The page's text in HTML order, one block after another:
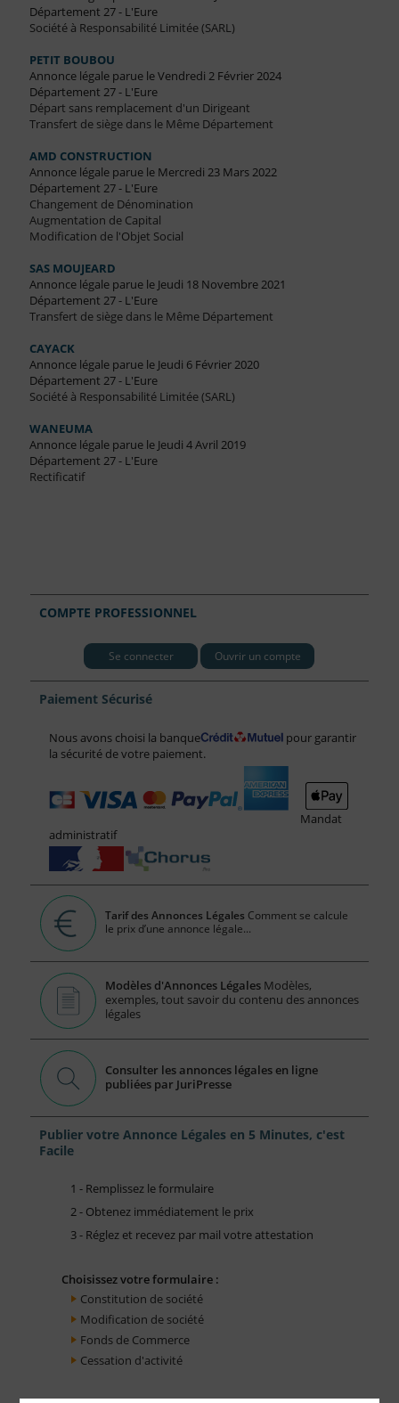
Département 27 - L'Eure
Société à Responsabilité Limitée (SARL)
PETIT BOUBOU
Annonce légale parue le Vendredi 2 Février 2024
Département 27 - L'Eure
Départ sans remplacement d'un Dirigeant
Transfert de siège dans le Même Département
AMD CONSTRUCTION
Annonce légale parue le Mercredi 23 Mars 2022
Département 27 - L'Eure
Changement de Dénomination
Augmentation de Capital
Modification de l'Objet Social
SAS MOUJEARD
Annonce légale parue le Jeudi 18 Novembre 2021
Département 27 - L'Eure
Transfert de siège dans le Même Département
CAYACK
Annonce légale parue le Jeudi 6 Février 2020
Département 27 - L'Eure
Société à Responsabilité Limitée (SARL)
WANEUMA
Annonce légale parue le Jeudi 4 Avril 2019
Département 27 - L'Eure
Rectificatif
COMPTE PROFESSIONNEL
Se connecter Ouvrir un compte
Paiement Sécurisé
Nous avons choisi la banque
pour garantir
la sécurité de votre paiement.
Mandat
administratif
Tarif des Annonces Légales Comment se calcule
le prix d’une annonce légale...
Modèles d'Annonces Légales Modèles,
exemples, tout savoir du contenu des annonces
légales
Consulter les annonces légales en ligne
publiées par JuriPresse
Publier votre Annonce Légales en 5 Minutes, c'est
Facile
1 - Remplissez le formulaire
2 - Obtenez immédiatement le prix
3 - Réglez et recevez par mail votre attestation
Choisissez votre formulaire :
Constitution de société
Modification de société
Fonds de Commerce
Cessation d'activité